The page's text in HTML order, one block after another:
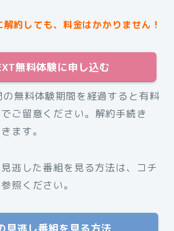
約しても、料金はかかりません！
無料体験に申し込む
無料体験期間を経過すると有料
ご留意ください。解約手続き
ます。
逃した番組を見る方法は、コチ
照ください。